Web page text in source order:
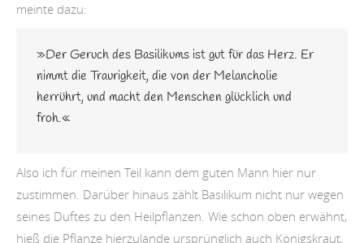
meinte dazu:
»Der Geruch des Basilikums ist gut für das Herz. Er
nimmt die Traurigkeit, die von der Melancholie
herrührt, und macht den Menschen glücklich und
froh.«
Also ich für meinen Teil kann dem guten Mann hier nur
zustimmen. Darüber hinaus zählt Basilikum nicht nur wegen
seines Duftes zu den Heilpflanzen. Wie schon oben erwähnt,
hieß die Pflanze hierzulande ursprünglich auch Königskraut,